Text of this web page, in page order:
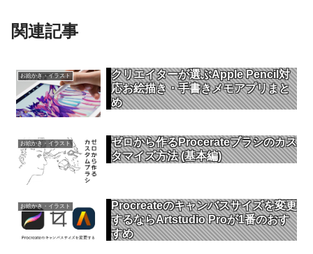
関連記事
お絵かき・イラスト
クリエイターが選ぶApple Pencil対
応お絵描き・手書きメモアプリまと
め
お絵かき・イラスト
ゼロから作るProcerateブラシのカス
タマイズ方法 (基本編)
お絵かき・イラスト
Procreateのキャンバスサイズを変更
するならArtstudio Proが1番のおす
すめ